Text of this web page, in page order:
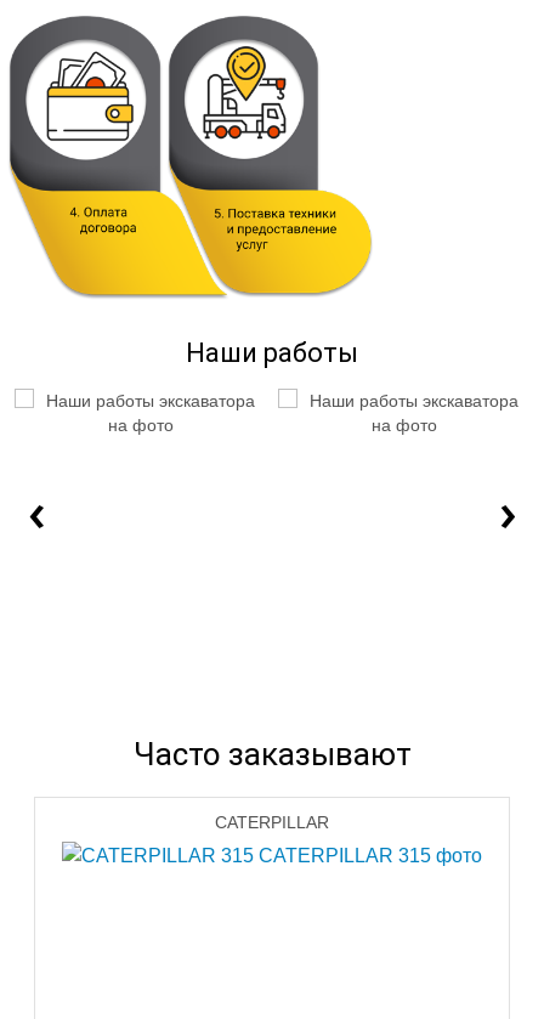
Наши работы
‹ ›
Часто заказывают
CATERPILLAR